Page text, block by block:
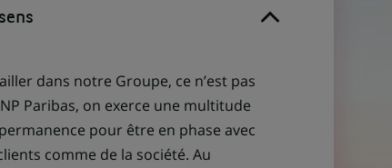
dans notre Groupe, ce n’est pas
Paribas, on exerce une multitude
pour être en phase avec
comme de la société. Au